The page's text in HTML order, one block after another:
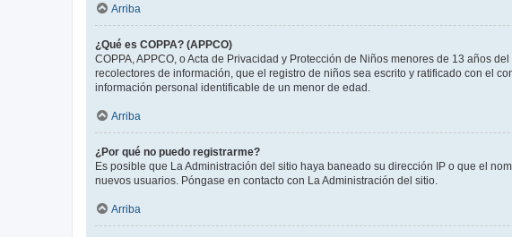
Arriba
¿Qué es COPPA? (APPCO)
COPPA, APPCO, o Acta de Privacidad y Protección de Niños menores de 13 años
recolectores de información, que el registro de niños sea escrito y ratificado con el
información personal identificable de un menor de edad.
Arriba
¿Por qué no puedo registrarme?
Es posible que La Administración del sitio haya baneado su dirección IP o que el
nuevos usuarios. Póngase en contacto con La Administración del sitio.
Arriba